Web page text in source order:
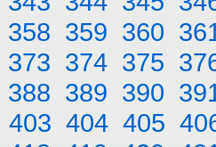
358 359 360
373 374 375
388 389 390
403 404 405